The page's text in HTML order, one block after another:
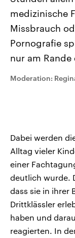
Landtag. Seit 2021
Bundesland von
CDU, SPD und
Umfragen,
Wahlprogramme,
und Hintergründe
und Kandidaten
Sendungen
Audio-Archiv
medizinische
Missbrauch
Pornografie
nur am Rande
Moderation:
Dabei werden
Alltag vieler
einer
deutlich wurde.
dass sie in ihrer
Drittklässler
haben und
reagierten. In